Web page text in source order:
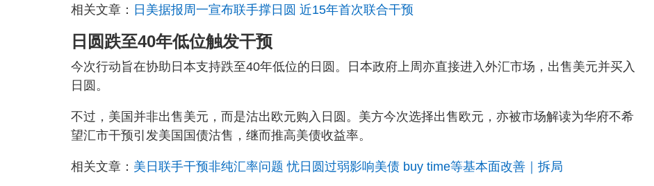
相关文章： 日美据报周一宣布联手撑日圆 近15年首次联合干预
日圆跌至40年低位触发干预
今次行动旨在协助日本支持跌至40年低位的日圆。日本政府上周亦直接进入外汇市场，出售美元并买入
日圆。
不过，美国并非出售美元，而是沽出欧元购入日圆。美方今次选择出售欧元，亦被市场解读为华府不希
望汇市干预引发美国国债沽售，继而推高美债收益率。
相关文章： 美日联手干预非纯汇率问题 忧日圆过弱影响美债 buy time等基本面改善｜拆局